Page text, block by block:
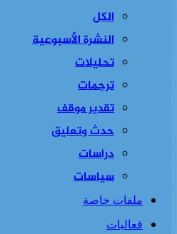
الكل
النشرة الأسبوعية
تحليلات
ترجمات
تقدير موقف
حدث وتعليق
دراسات
سياسات
ملفات خاصة
فعاليات